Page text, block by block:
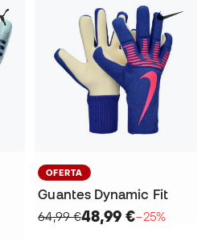
OFERTA
Guantes Dynamic Fit
64,99 €48,99 €−25%